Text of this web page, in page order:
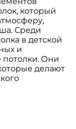
который
Среди
в детской
и
Они
делают